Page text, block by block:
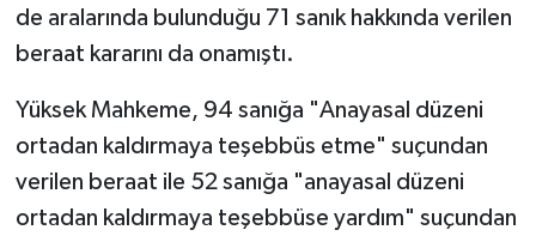
de aralarında bulunduğu 71 sanık hakkında verilen
beraat kararını da onamıştı.
Yüksek Mahkeme, 94 sanığa "Anayasal düzeni
ortadan kaldırmaya teşebbüs etme" suçundan
verilen beraat ile 52 sanığa "anayasal düzeni
ortadan kaldırmaya teşebbüse yardım" suçundan